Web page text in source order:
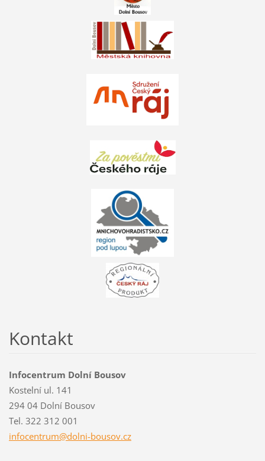
Kontakt
Infocentrum Dolní Bousov
Kostelní ul. 141
294 04 Dolní Bousov
Tel. 322 312 001
infocentrum@dolni-bousov.cz